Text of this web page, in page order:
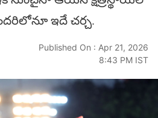
ఇదే చర్చ.
Published On : Apr 21, 2026
8:43 PM IST